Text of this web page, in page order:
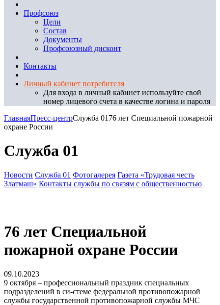
Профсоюз
Цели
Состав
Документы
Профсоюзный дисконт
Контакты
Личный кабинет потребителя
Для входа в личный кабинет используйте свой
номер лицевого счета в качестве логина и пароля
ГлавнаяПресс-центрСлужба 01 76 лет Специальной пожарной
охране России
Служба 01
Новости Служба 01 Фотогалерея Газета «Трудовая честь
Златмаш» Контакты службы по связям с общественностью
76 лет Специальной
пожарной охране России
09.10.2023
9 октября – профессиональный праздник специальных
подразделений в си-стеме федеральной противопожарной
службы государственной противопожарной службы МЧС